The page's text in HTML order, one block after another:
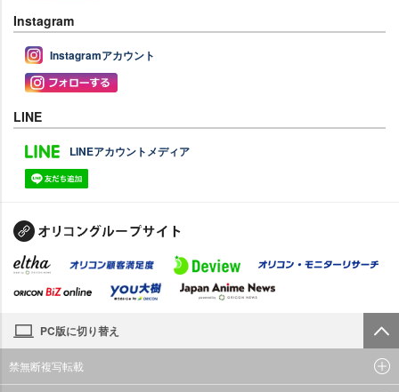
Instagram
Instagramアカウント
LINE
LINEアカウントメディア
PC版に切り替え
禁無断複写転載